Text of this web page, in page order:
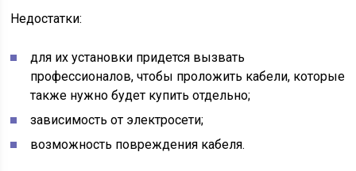
Недостатки:
для их установки придется вызвать
профессионалов, чтобы проложить кабели, которые
также нужно будет купить отдельно;
зависимость от электросети;
возможность повреждения кабеля.